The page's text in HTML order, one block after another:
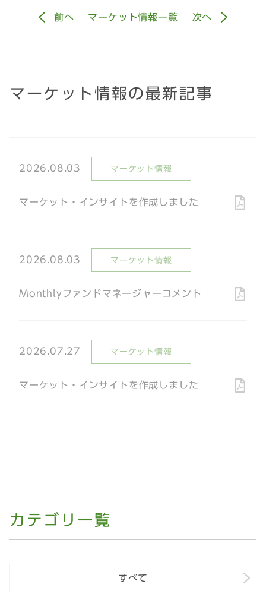
前へ マーケット情報一覧 次へ
マーケット情報の最新記事
2026.08.03 マーケット情報
マーケット・インサイトを作成しました
2026.08.03 マーケット情報
Monthlyファンドマネージャーコメント
2026.07.27 マーケット情報
マーケット・インサイトを作成しました
カテゴリ一覧
すべて